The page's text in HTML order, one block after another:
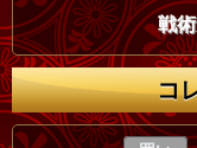
戦
コ